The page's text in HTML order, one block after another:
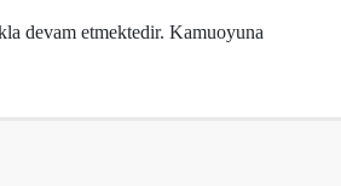
devam etmektedir. Kamuoyuna